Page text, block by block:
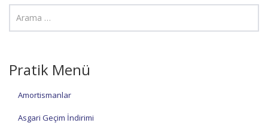
Pratik Menü
Amortismanlar
Asgari Geçim İndirimi